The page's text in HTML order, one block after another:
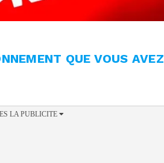
QUE VOUS AVEZ